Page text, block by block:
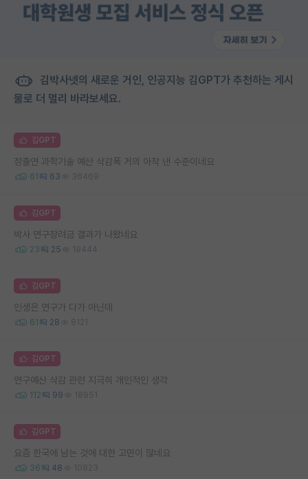
김박사넷의 새로운 거인, 인공지능 김GPT가 추천하는 게시
물로 더 멀리 바라보세요.
김GPT
정출연 과학기술 예산 삭감폭 거의 아작 낸 수준이네요
61 63 36469
김GPT
박사 연구장려금 결과가 나왔네요
23 25 19444
김GPT
인생은 연구가 다가 아닌데
61 28 8121
김GPT
연구예산 삭감 관련 지극히 개인적인 생각
112 99 18951
김GPT
요즘 한국에 남는 것에 대한 고민이 많네요
36 48 10823